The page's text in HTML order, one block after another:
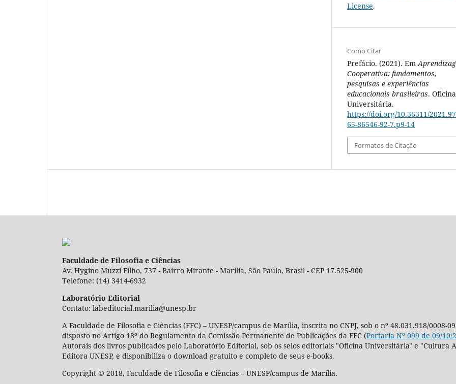
License.
Como Citar
Prefácio. (2021). Em
Cooperativa: fundamentos,
pesquisas e experiências
educacionais brasileiras. Oficina
Universitária.
https://doi.org/10.36311/
65-86546-92-7.p9-14
Formatos de Citação
Faculdade de Filosofia e Ciências
Av. Hygino Muzzi Filho, 737 - Bairro Mirante - Marília, São Paulo, Brasil - CEP 17.525-900
Telefone: (14) 3414-6932
Laboratório Editorial
Contato: labeditorial.marilia@unesp.br
A Faculdade de Filosofia e Ciências (FFC) – UNESP/campus de Marília, inscrita no CNPJ, sob o nº 48.031.918/0008-
disposto no Artigo 18º do Regulamento da Comissão Permanente de Publicações da FFC (Portaria Nº 099 de 09/10/
Autorais dos livros publicados pelo Laboratório Editorial, sob os selos editoriais "Oficina Universitária" e "Cultura
Editora UNESP, e disponibiliza o download gratuito e completo de seus e-books.
Copyright © 2018, Faculdade de Filosofia e Ciências – UNESP/campus de Marília.